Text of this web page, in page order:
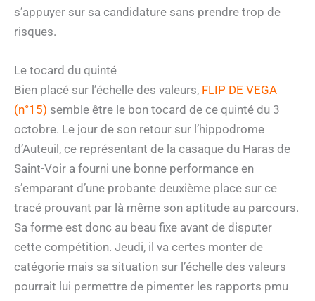
s’appuyer sur sa candidature sans prendre trop de
risques.
Le tocard du quinté
Bien placé sur l’échelle des valeurs, FLIP DE VEGA
(n°15) semble être le bon tocard de ce quinté du 3
octobre. Le jour de son retour sur l’hippodrome
d’Auteuil, ce représentant de la casaque du Haras de
Saint-Voir a fourni une bonne performance en
s’emparant d’une probante deuxième place sur ce
tracé prouvant par là même son aptitude au parcours.
Sa forme est donc au beau fixe avant de disputer
cette compétition. Jeudi, il va certes monter de
catégorie mais sa situation sur l’échelle des valeurs
pourrait lui permettre de pimenter les rapports pmu